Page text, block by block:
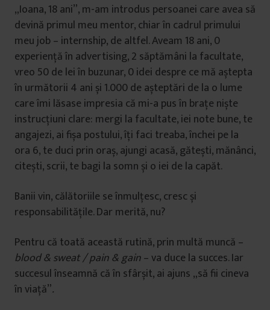
„Ioana, 18 ani”, m-am introdus persoanei care avea să
devină primul meu mentor, chiar în cadrul primului
meu job – internship, de altfel. Aveam 18 ani, 0
experiență în advertising, 2 săptămâni la facultate,
vreo 50 de lei în buzunar, 0 idei despre ce mă aștepta
în următorii 4 ani și 1.000 de așteptări de la o lume
care îmi lăsase impresia că mi-a pus în brațe niște
instrucțiuni clare: mergi la facultate, iei note bune, te
angajezi, ai fișa postului, îți faci treaba, închei pe la
ora 6, te duci prin oraș, ajungi acasă, gătești, mănânci,
citești, scrii, te bagi la somn și o iei de la capăt.
Banii vin, călătoriile se înmulțesc, cresc și
responsabilitățile. Dar merită, nu?
Pentru că toată această rutină, prin multă muncă –
blood & sweat / pain & gain– va duce la succes. Iar
succesul înseamnă că în sfârșit, ai ajuns „să fii cineva
în viață”.